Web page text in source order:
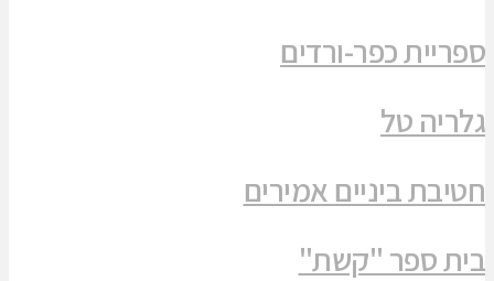
ספריית כפר-ורדים
גלריה טל
חטיבת ביניים אמירים
בית ספר "קשת"